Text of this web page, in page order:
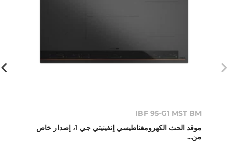
IBF 95-G1 MST BM
موقد الحث الكهرومغناطيسي إنفينيتي جي 1، إصدار خاص
من...